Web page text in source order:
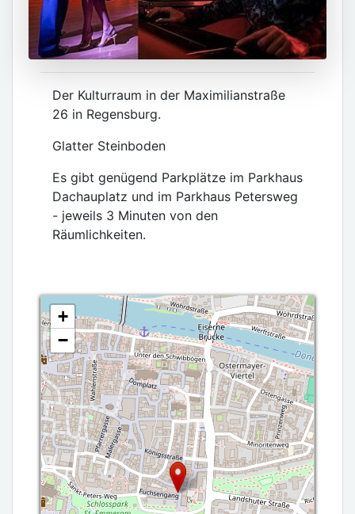
Der Kulturraum in der Maximilianstraße
26 in Regensburg.
Glatter Steinboden
Es gibt genügend Parkplätze im Parkhaus
Dachauplatz und im Parkhaus Petersweg
- jeweils 3 Minuten von den
Räumlichkeiten.
+
−